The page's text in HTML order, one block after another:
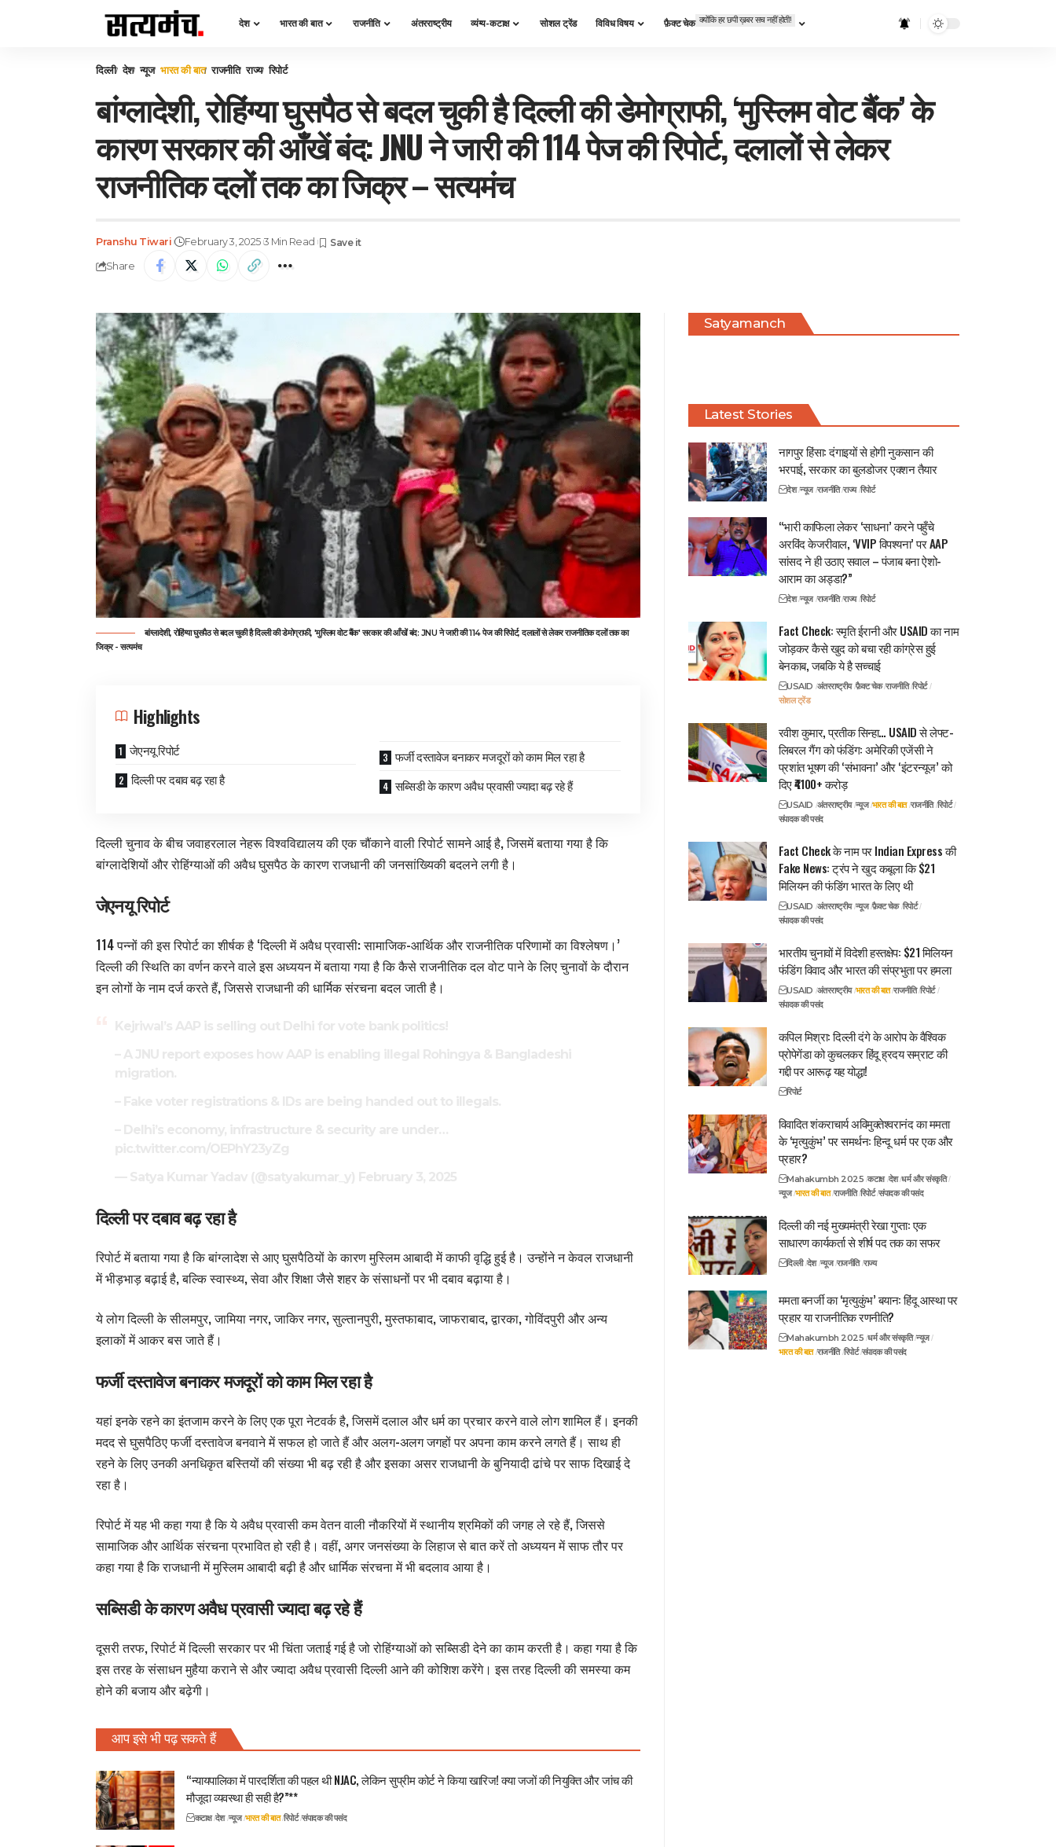
देश भारत की बात राजनीति अंतरराष्ट्रीय व्यंग्य-कटाक्ष सोशल ट्रेंड विविध विषय फ़ैक्ट चेक क्योंकि हर छपी ख़बर सच नहीं होती!
दिल्ली देश न्यूज भारत की बात राजनीति राज्य रिपोर्ट
बांग्लादेशी, रोहिंग्या घुसपैठ से बदल चुकी है दिल्ली की डेमोग्राफी, ‘मुस्लिम वोट बैंक’ के
कारण सरकार की आँखें बंद: JNU ने जारी की 114 पेज की रिपोर्ट, दलालों से लेकर
राजनीतिक दलों तक का जिक्र – सत्यमंच
Pranshu Tiwari February 3, 2025 3 Min Read
Share
बांग्लादेशी, रोहिंग्या घुसपैठ से बदल चुकी है दिल्ली की डेमोग्राफी, 'मुस्लिम वोट बैंक' सरकार की आँखें बंद: JNU ने जारी की 114 पेज की रिपोर्ट, दलालों से लेकर राजनीतिक दलों तक का
जिक्र - सत्यमंच
Highlights
जेएनयू रिपोर्ट
दिल्ली पर दबाव बढ़ रहा है
फर्जी दस्तावेज बनाकर मजदूरों को काम मिल रहा है
सब्सिडी के कारण अवैध प्रवासी ज्यादा बढ़ रहे हैं
दिल्ली चुनाव के बीच जवाहरलाल नेहरू विश्वविद्यालय की एक चौंकाने वाली रिपोर्ट सामने आई है, जिसमेंबतायागया है कि
बांग्लादेशियों और रोहिंग्याओं की अवैध घुसपैठ के कारण राजधानी की जनसांख्यिकी बदलने लगी है।
जेएनयू रिपोर्ट
114 पन्नों की इस रिपोर्ट का शीर्षक है ‘दिल्ली में अवैध प्रवासी: सामाजिक-आर्थिक और राजनीतिक परिणामों का विश्लेषण।’
दिल्ली की स्थिति का वर्णन करने वाले इस अध्ययन में बताया गया है कि कैसे राजनीतिक दल वोट पाने के लिए चुनावों के दौरान
इन लोगों के नाम दर्ज करते हैं, जिससे राजधानी की धार्मिक संरचना बदल जाती है।
दिल्ली पर दबाव बढ़ रहा है
रिपोर्ट में बताया गया है कि बांग्लादेश से आए घुसपैठियों के कारण मुस्लिम आबादी में काफी वृद्धि हुई है। उन्होंने न केवल राजधानी
में भीड़भाड़ बढ़ाई है, बल्कि स्वास्थ्य, सेवा और शिक्षा जैसे शहर के संसाधनों पर भी दबाव बढ़ाया है।
ये लोग दिल्ली के सीलमपुर, जामिया नगर, जाकिर नगर, सुल्तानपुरी, मुस्तफाबाद, जाफराबाद, द्वारका, गोविंदपुरी और अन्य
इलाकों में आकर बस जाते हैं।
फर्जी दस्तावेज बनाकर मजदूरों को काम मिल रहा है
यहां इनके रहने का इंतजाम करने के लिए एक पूरा नेटवर्क है, जिसमें दलाल और धर्म का प्रचार करने वाले लोग शामिल हैं। इनकी
मदद से घुसपैठिए फर्जी दस्तावेज बनवाने में सफल हो जाते हैं और अलग-अलग जगहों पर अपना काम करने लगते हैं। साथ ही
रहने के लिए उनकीअनधिकृतबस्तियों की संख्या भी बढ़ रही है और इसका असर राजधानी के बुनियादी ढांचे पर साफ दिखाई दे
रहा है।
रिपोर्ट में यह भी कहा गया है कि ये अवैध प्रवासी कम वेतन वाली नौकरियों में स्थानीय श्रमिकों की जगह ले रहे हैं, जिससे
सामाजिक और आर्थिक संरचना प्रभावित हो रही है। वहीं, अगर जनसंख्या के लिहाज से बात करें तो अध्ययन में साफ तौर पर
कहा गया है किराजधानीमें मुस्लिम आबादी बढ़ी है और धार्मिक संरचना में भी बदलाव आया है।
सब्सिडी के कारण अवैध प्रवासी ज्यादा बढ़ रहे हैं
दूसरी तरफ, रिपोर्ट में दिल्ली सरकार पर भी चिंता जताई गई है जो रोहिंग्याओं को सब्सिडी देने का काम करती है। कहा गया है कि
इस तरह के संसाधन मुहैया कराने से और ज्यादा अवैध प्रवासी दिल्ली आने की कोशिश करेंगे। इस तरह दिल्ली की समस्या कम
होने की बजाय और बढ़ेगी।
आप इसे भी पढ़ सकते हैं
“न्यायपालिका में पारदर्शिता की पहल थी NJAC, लेकिन सुप्रीम कोर्ट ने किया खारिज! क्या जजों की नियुक्ति और जांच की
मौजूदा व्यवस्था ही सही है?”**
कटाक्ष देश न्यूज भारत की बात रिपोर्ट संपादक की पसंद
Satyamanch
Latest Stories
नागपुर हिंसा: दंगाइयों से होगी नुकसान की
भरपाई, सरकार का बुलडोजर एक्शन तैयार
देश न्यूज राजनीति राज्य रिपोर्ट
“भारी काफिला लेकर ‘साधना’ करने पहुँचे
अरविंद केजरीवाल, ‘VVIP विपश्यना’ पर AAP
सांसद ने ही उठाए सवाल – पंजाब बना ऐशो-
आराम का अड्डा?”
देश न्यूज राजनीति राज्य रिपोर्ट
Fact Check: स्मृति ईरानी और USAID का नाम
जोड़कर कैसे खुद को बचा रही कांग्रेस हुई
बेनकाब, जबकि ये है सच्चाई
USAID अंतरराष्ट्रीय फ़ैक्ट चेक राजनीति रिपोर्ट
सोशल ट्रेंड
रवीश कुमार, प्रतीक सिन्हा… USAID से लेफ्ट-
लिबरल गैंग को फंडिंग: अमेरिकी एजेंसी ने
प्रशांत भूषण की ‘संभावना’ और ‘इंटरन्यूज’ को
दिए ₹4100+ करोड़
USAID अंतरराष्ट्रीय न्यूज भारत की बात राजनीति रिपोर्ट
संपादक की पसंद
Fact Check के नाम पर Indian Express की
Fake News: ट्रंप ने खुद कबूला कि $21
मिलियन की फंडिंग भारत के लिए थी
USAID अंतरराष्ट्रीय न्यूज फ़ैक्ट चेक रिपोर्ट
संपादक की पसंद
भारतीय चुनावों में विदेशी हस्तक्षेप: $21 मिलियन
फंडिंग विवाद और भारत की संप्रभुता पर हमला
USAID अंतरराष्ट्रीय भारत की बात राजनीति रिपोर्ट
संपादक की पसंद
कपिल मिश्रा: दिल्ली दंगे के आरोप के वैश्विक
प्रोपेगेंडा को कुचलकर हिंदू ह्रदय सम्राट की
गद्दी पर आरूढ़ यह योद्धा!
रिपोर्ट
विवादित शंकराचार्य अविमुक्तेश्वरानंद का ममता
के ‘मृत्युकुंभ’ पर समर्थन: हिन्दू धर्म पर एक और
प्रहार?
Mahakumbh 2025 कटाक्ष देश धर्म और संस्कृति
न्यूज भारत की बात राजनीति रिपोर्ट संपादक की पसंद
दिल्ली की नई मुख्यमंत्री रेखा गुप्ता: एक
साधारण कार्यकर्ता से शीर्ष पद तक का सफर
दिल्ली देश न्यूज राजनीति राज्य
ममता बनर्जी का ‘मृत्युकुंभ’ बयान: हिंदू आस्था पर
प्रहार या राजनीतिक रणनीति?
Mahakumbh 2025 धर्म और संस्कृति न्यूज
भारत की बात राजनीति रिपोर्ट संपादक की पसंद